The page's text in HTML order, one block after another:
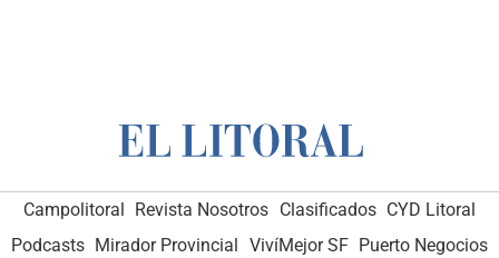
Campolitoral Revista Nosotros Clasificados CYD Litoral
Podcasts Mirador Provincial VivíMejor SF Puerto Negocios